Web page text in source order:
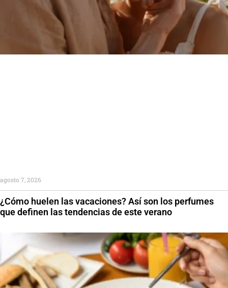
¿Cómo huelen las vacaciones? Así son los perfumes
que definen las tendencias de este verano
agosto 7, 2026